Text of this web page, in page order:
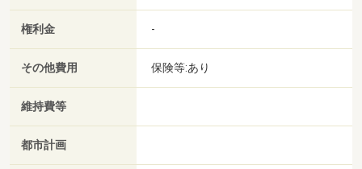
権利金 -
その他費用 保険等:あり
維持費等
都市計画